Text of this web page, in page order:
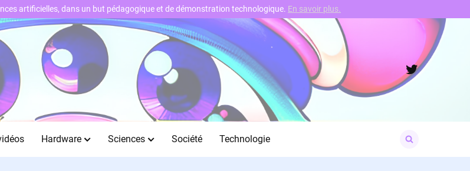
Twitter
Hardware Sciences Société Technologie
for:
artificielles, dans un but pédagogique et de démonstration technologique. En savoir plus.